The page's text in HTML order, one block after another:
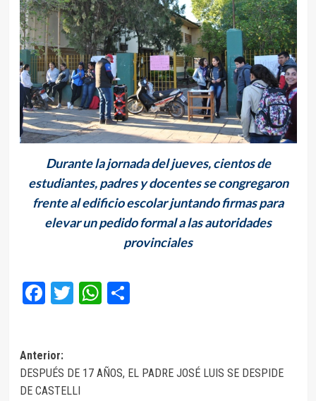
Durante la jornada del jueves, cientos de
estudiantes, padres y docentes se congregaron
frente al edificio escolar juntando firmas para
elevar un pedido formal a las autoridades
provinciales
Facebook
Twitter
WhatsApp
Compartir
Navegación
de
Anterior:
DESPUÉS DE 17 AÑOS, EL PADRE JOSÉ LUIS SE DESPIDE
DE CASTELLI